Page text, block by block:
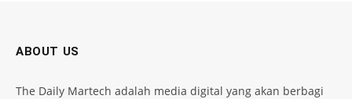
ABOUT US
The Daily Martech adalah media digital yang akan berbagi